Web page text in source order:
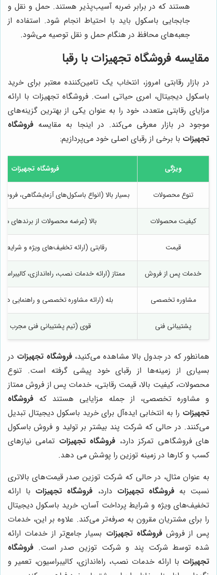
هستند که در برابر ضربه آسیب‌پذیر هستند. حمل و نقل و
جابجایی باسکول باید با احتیاط انجام شود. استفاده از
جعبه‌های محافظ در هنگام حمل و نقل توصیه می‌شود.
مقایسه فروشگاه تجهیزات با رقبا
در بازار رقابتی امروز، انتخاب یک تامین‌کننده معتبر برای خرید
باسکول دیجیتال، امری حیاتی است. فروشگاه تجهیزات با ارائه
مزایای رقابتی متعدد، خود را به عنوان یکی از بهترین گزینه‌های
موجود در بازار معرفی می‌کند. در اینجا به مقایسه فروشگاه
تجهیزات با برخی از رقبای اصلی خود می‌پردازیم:
ویژگی فروشگاه تجهیزات
تنوع محصولات بسیار بالا (انواع باسکول‌های آزمایشگاهی،
کیفیت محصولات بالا (عرضه محصولات از برندهای
قیمت رقابتی (ارائه تخفیف‌های ویژه و
خدمات پس از فروش ممتاز (ارائه خدمات نصب، راه‌اندازی،
مشاوره تخصصی بله (ارائه مشاوره تخصصی و راهنمایی
پشتیبانی فنی قوی (تیم پشتیبانی فنی مجرب و
همانطور که در جدول بالا مشاهده می‌کنید،فروشگاه تجهیزات در
بسیاری از زمینه‌ها از رقبای خود پیشی گرفته است. تنوع
محصولات، کیفیت بالا، قیمت رقابتی، خدمات پس از فروش ممتاز
و مشاوره تخصصی، از جمله مزایایی هستند که فروشگاه
تجهیزات را به انتخابی ایده‌آل برای خرید باسکول دیجیتال تبدیل
می‌کنند. در حالی که شرکت پند بیشتر بر تولید و فروش باسکول
های فروشگاهی تمرکز دارد، فروشگاه تجهیزات تمامی نیازهای
کسب و کارها در زمینه توزین را پوشش می دهد.
به عنوان مثال، در حالی که شرکت توزین صدر قیمت‌های بالاتری
نسبت بهفروشگاه تجهیزات دارد، فروشگاه تجهیزات با ارائه
تخفیف‌های ویژه و شرایط پرداخت آسان، خرید باسکول دیجیتال
را برای مشتریان مقرون به صرفه‌تر می‌کند. علاوه بر این، خدمات
پس از فروشفروشگاه تجهیزات بسیار جامع‌تر از خدمات ارائه
شده توسط شرکت پند و شرکت توزین صدر است. فروشگاه
تجهیزات با ارائه خدمات نصب، راه‌اندازی، کالیبراسیون، تعمیر و